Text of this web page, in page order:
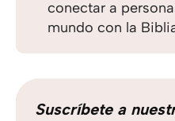
conectar a
mundo con la
Suscríbete a